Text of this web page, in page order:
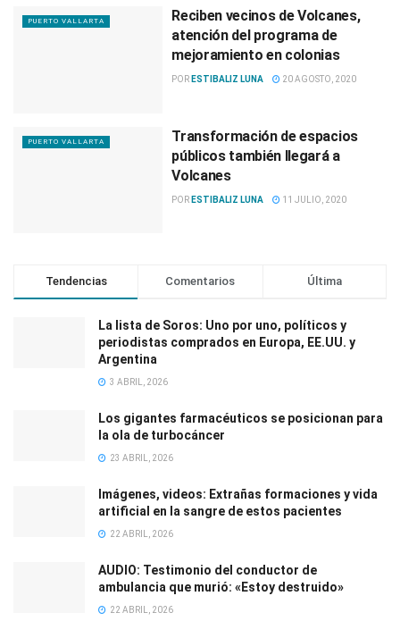
PUERTO VALLARTA
Reciben vecinos de Volcanes,
atención del programa de
mejoramiento en colonias
POR ESTIBALIZ LUNA 20 AGOSTO, 2020
PUERTO VALLARTA
Transformación de espacios
públicos también llegará a
Volcanes
POR ESTIBALIZ LUNA 11 JULIO, 2020
Tendencias Comentarios Última
La lista de Soros: Uno por uno, políticos y
periodistas comprados en Europa, EE.UU. y
Argentina
3 ABRIL, 2026
Los gigantes farmacéuticos se posicionan para
la ola de turbocáncer
23 ABRIL, 2026
Imágenes, videos: Extrañas formaciones y vida
artificial en la sangre de estos pacientes
22 ABRIL, 2026
AUDIO: Testimonio del conductor de
ambulancia que murió: «Estoy destruido»
22 ABRIL, 2026